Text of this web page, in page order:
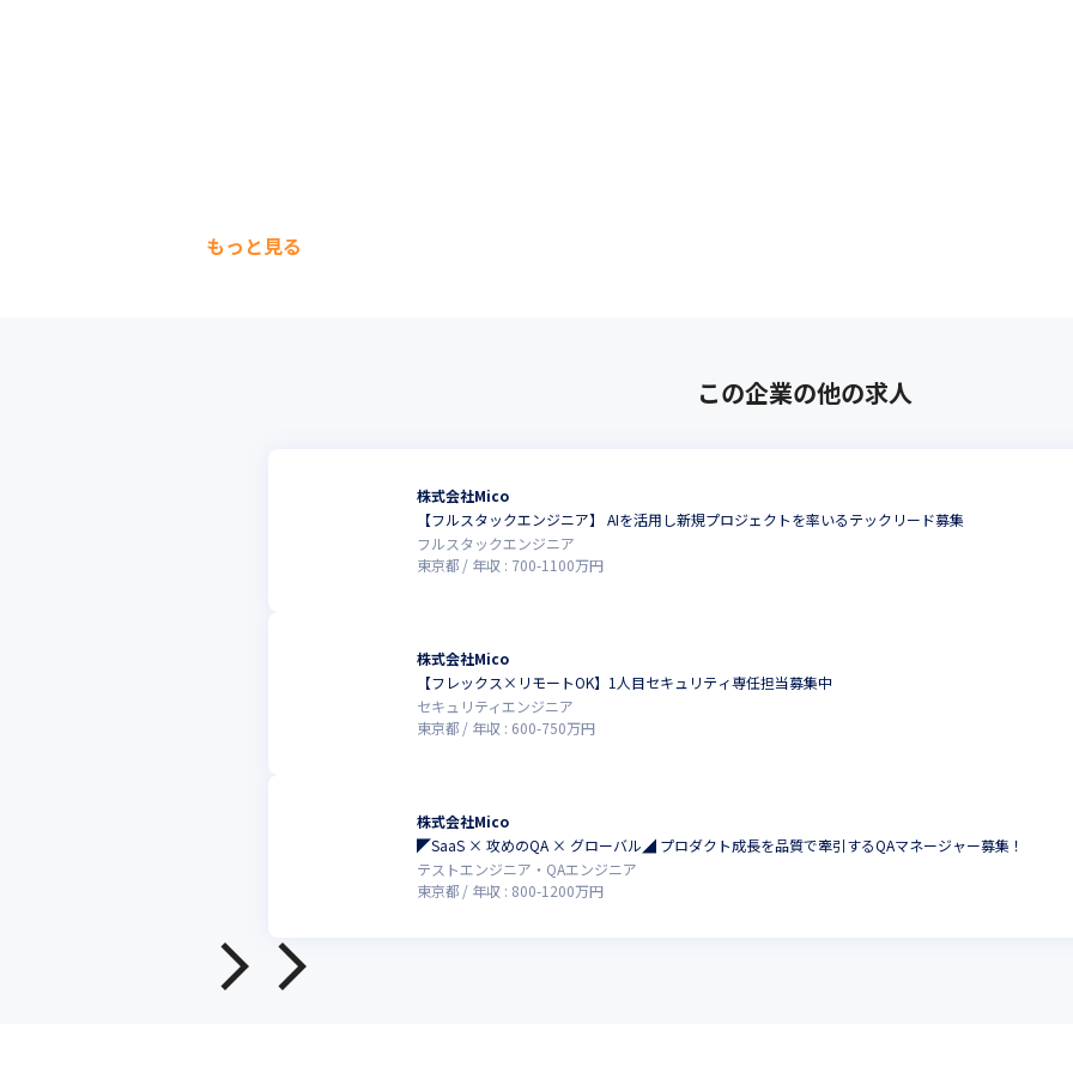
もっと見る
この企業の他の求人
株式会社Mico
【フルスタックエンジニア】 AIを活用し新規プロジェクトを率いるテックリード募集
フルスタックエンジニア
東京都
年収 : 700-1100万円
株式会社Mico
【フレックス×リモートOK】1人目セキュリティ専任担当募集中
セキュリティエンジニア
東京都
年収 : 600-750万円
株式会社Mico
◤SaaS × 攻めのQA × グローバル◢ プロダクト成長を品質で牽引するQAマネージャー募集！
テストエンジニア・QAエンジニア
東京都
年収 : 800-1200万円